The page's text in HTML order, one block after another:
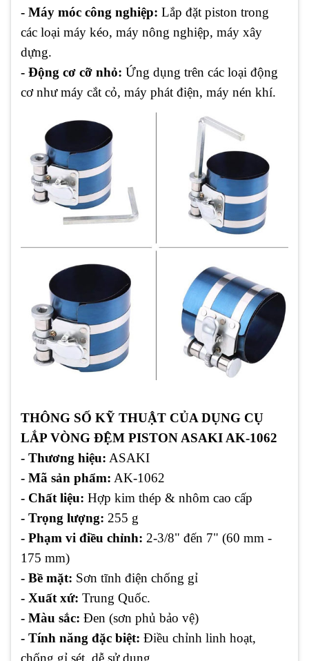
- Máy móc công nghiệp: Lắp đặt piston trong
các loại máy kéo, máy nông nghiệp, máy xây
dựng.
- Động cơ cỡ nhỏ: Ứng dụng trên các loại động
cơ như máy cắt cỏ, máy phát điện, máy nén khí.
THÔNG SỐ KỸ THUẬT CỦA DỤNG CỤ
LẮP VÒNG ĐỆM PISTON ASAKI AK-1062
- Thương hiệu: ASAKI
- Mã sản phẩm: AK-1062
- Chất liệu: Hợp kim thép & nhôm cao cấp
- Trọng lượng: 255 g
- Phạm vi điều chỉnh: 2-3/8" đến 7" (60 mm -
175 mm)
- Bề mặt: Sơn tĩnh điện chống gỉ
- Xuất xứ: Trung Quốc.
- Màu sắc: Đen (sơn phủ bảo vệ)
- Tính năng đặc biệt: Điều chỉnh linh hoạt,
chống gỉ sét, dễ sử dụng